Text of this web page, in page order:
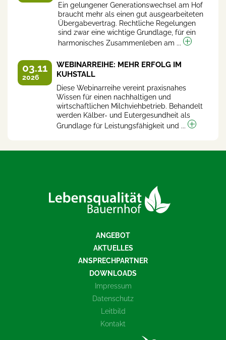
Ein gelungener Generationswechsel am Hof
braucht mehr als einen gut ausgearbeiteten
Übergabevertrag. Rechtliche Regelungen
sind zwar eine wichtige Grundlage, für ein
harmonisches Zusammenleben am ...
03.11
2026
WEBINARREIHE: MEHR ERFOLG IM
KUHSTALL
Diese Webinarreihe vereint praxisnahes
Wissen für einen nachhaltigen und
wirtschaftlichen Milchviehbetrieb. Behandelt
werden Kälber- und Eutergesundheit als
Grundlage für Leistungsfähigkeit und ...
ANGEBOT
AKTUELLES
ANSPRECHPARTNER
DOWNLOADS
Impressum
Datenschutz
Leitbild
Kontakt